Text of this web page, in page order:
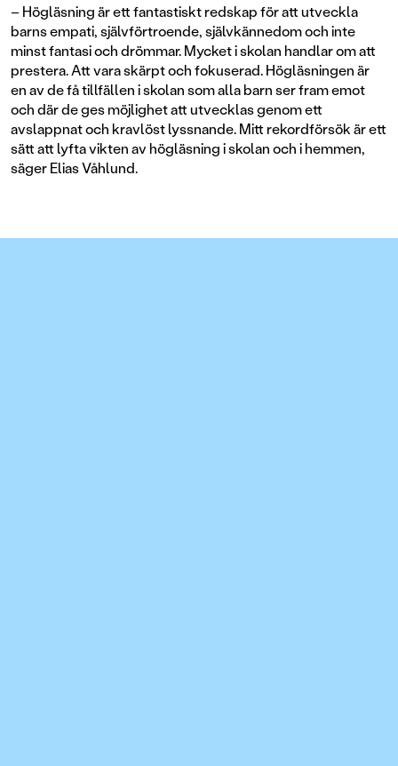
– Högläsning är ett fantastiskt redskap för att utveckla
barns empati, självförtroende, självkännedom och inte
minst fantasi och drömmar. Mycket i skolan handlar om att
prestera. Att vara skärpt och fokuserad. Högläsningen är
en av de få tillfällen i skolan som alla barn ser fram emot
och där de ges möjlighet att utvecklas genom ett
avslappnat och kravlöst lyssnande. Mitt rekordförsök är ett
sätt att lyfta vikten av högläsning i skolan och i hemmen,
säger Elias Våhlund.